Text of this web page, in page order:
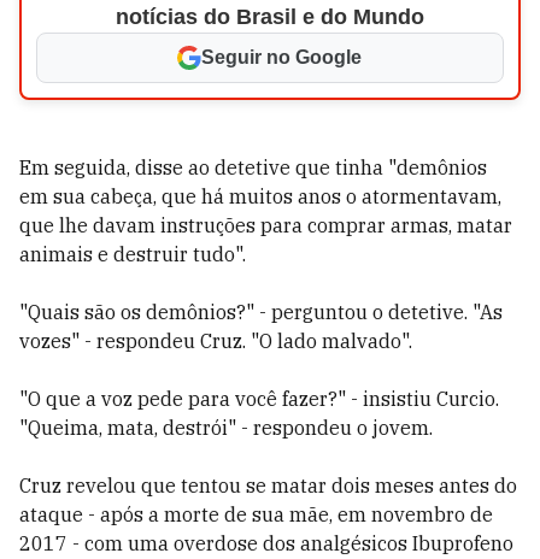
notícias do Brasil e do Mundo
Seguir no Google
Em seguida, disse ao detetive que tinha "demônios
em sua cabeça, que há muitos anos o atormentavam,
que lhe davam instruções para comprar armas, matar
animais e destruir tudo".
"Quais são os demônios?" - perguntou o detetive. "As
vozes" - respondeu Cruz. "O lado malvado".
"O que a voz pede para você fazer?" - insistiu Curcio.
"Queima, mata, destrói" - respondeu o jovem.
Cruz revelou que tentou se matar dois meses antes do
ataque - após a morte de sua mãe, em novembro de
2017 - com uma overdose dos analgésicos Ibuprofeno